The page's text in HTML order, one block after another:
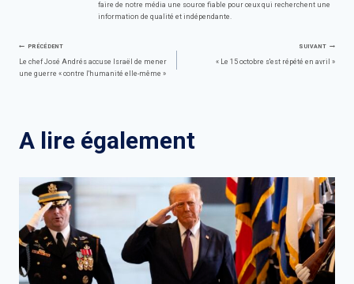
faire de notre média une source fiable pour ceux qui recherchent une
information de qualité et indépendante.
Navigation
PRÉCÉDENT
Le chef José Andrés accuse Israël de mener
une guerre « contre l'humanité elle-même »
SUIVANT
« Le 15 octobre s'est répété en avril »
A lire également